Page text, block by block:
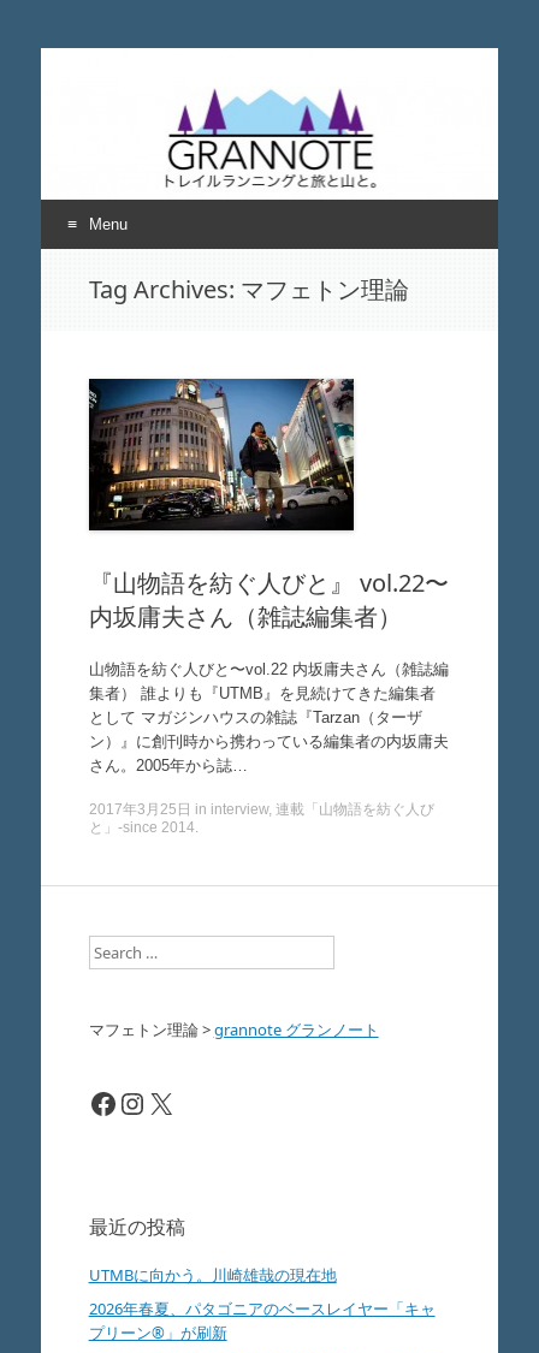
grannote グランノー
トレイルランニングと旅と山について考える
Menu
Tag Archives: マフェトン理論
『山物語を紡ぐ人びと』 vol.22〜
内坂庸夫さん（雑誌編集者）
山物語を紡ぐ人びと〜vol.22 内坂庸夫さん（雑誌編
集者） 誰よりも『UTMB』を見続けてきた編集者
として マガジンハウスの雑誌『Tarzan（ターザ
ン）』に創刊時から携わっている編集者の内坂庸夫
さん。2005年から誌…
2017年3月25日 in interview, 連載「山物語を紡ぐ人び
と」-since 2014.
Search
マフェトン理論>grannote グランノート
Facebook
Instagram
X
最近の投稿
UTMBに向かう。川崎雄哉の現在地
2026年春夏、パタゴニアのベースレイヤー「キャ
プリーン®」が刷新